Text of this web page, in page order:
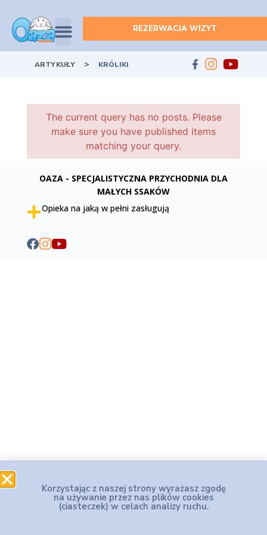
REZERWACJA WIZYT
ARTYKUŁY > KRÓLIKI
The current query has no posts. Please
make sure you have published items
matching your query.
OAZA - SPECJALISTYCZNA PRZYCHODNIA DLA
MAŁYCH SSAKÓW
Opieka na jaką w pełni zasługują
Korzystając z naszej strony wyrażasz zgodę
na używanie przez nas plików cookies
(ciasteczek) w celach analizy ruchu.